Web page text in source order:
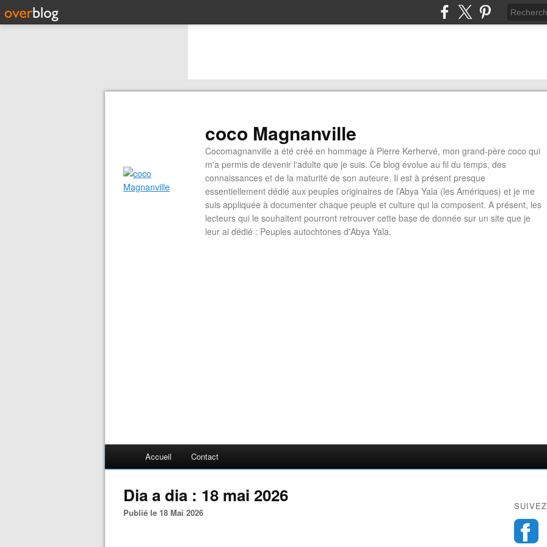
coco Magnanville
Cocomagnanville a été créé en hommage à Pierre Kerhervé, mon grand-père coco qui
m'a permis de devenir l'adulte que je suis. Ce blog évolue au fil du temps, des
connaissances et de la maturité de son auteure. Il est à présent presque
essentiellement dédié aux peuples originaires de l’Abya Yala (les Amériques) et je me
suis appliquée à documenter chaque peuple et culture qui la composent. A présent, les
lecteurs qui le souhaitent pourront retrouver cette base de donnée sur un site que je
leur ai dédié : Peuples autochtones d'Abya Yala.
Accueil Contact
Dia a dia : 18 mai 2026
Publié le 18 Mai 2026